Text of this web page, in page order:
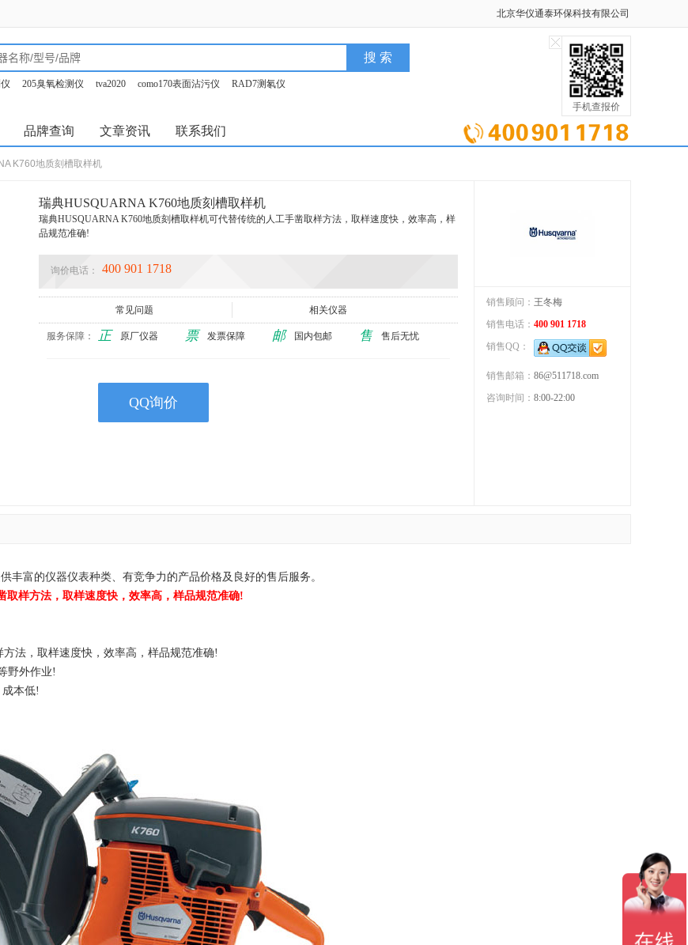
北京华仪通泰环保科技有限公司
205臭氧检测仪 tva2020 como170表面沾污仪
RAD7测氡仪
手机查报价
品牌查询 文章资讯 联系我们
K760地质刻槽取样机
瑞典HUSQUARNA K760地质刻槽取样机
瑞典HUSQUARNA K760地质刻槽取样机可代替传统的人工手凿取样方法，取样速度快，效率高，样
品规范准确!
询价电话： 400 901 1718
常见问题 相关仪器
服务保障： 正 原厂仪器 票 发票保障 邮 国内包邮 售 售后无忧
QQ询价
销售顾问： 王冬梅
销售电话： 400 901 1718
销售QQ：
销售邮箱： 86@511718.com
咨询时间： 8:00-22:00
丰富的仪器仪表种类、有竞争力的产品价格及良好的售后服务。
取样方法，取样速度快，效率高，样品规范准确!
法，取样速度快，效率高，样品规范准确!
野外作业!
本低!